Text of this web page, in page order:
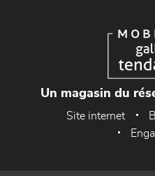
Un magasin du
Site internet